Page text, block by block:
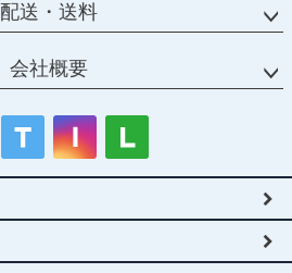
配送・送料
会社概要